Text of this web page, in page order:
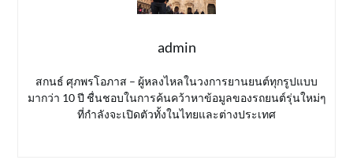
admin
สกนธ์ ศุภพรโอภาส – ผู้หลงไหลในวงการยานยนต์ทุกรูปแบบ
มากว่า 10 ปี ชื่นชอบในการค้นคว้าหาข้อมูลของรถยนต์รุ่นใหม่ๆ
ที่กำลังจะเปิดตัวทั้งในไทยและต่างประเทศ